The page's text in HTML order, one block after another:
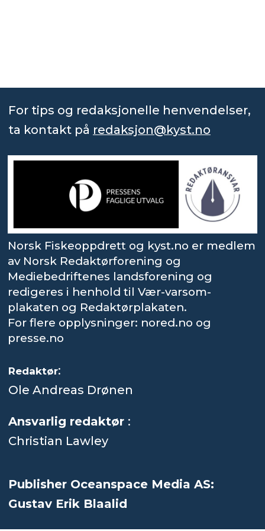
For tips og redaksjonelle henvendelser,
ta kontakt på redaksjon@kyst.no
Norsk Fiskeoppdrett og kyst.no er medlem
av Norsk Redaktørforening og
Mediebedriftenes landsforening og
redigeres i henhold til Vær-varsom-
plakaten og Redaktørplakaten.
For flere opplysninger: nored.no og
presse.no
Redaktør:
Ole Andreas Drønen
Ansvarlig redaktør :
Christian Lawley
Publisher Oceanspace Media AS:
Gustav Erik Blaalid